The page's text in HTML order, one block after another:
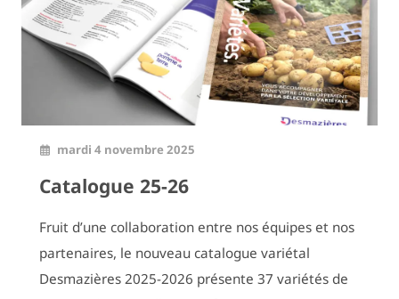
mardi 4 novembre 2025
Catalogue 25-26
Fruit d’une collaboration entre nos équipes et nos
partenaires, le nouveau catalogue variétal
Desmazières 2025-2026 présente 37 variétés de